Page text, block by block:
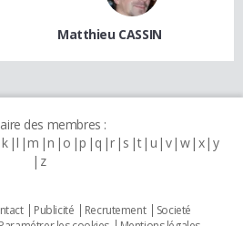
Matthieu CASSIN
des membres :
k l m n o p q r s t u v w x y
z
Publicité Recrutement
Societé